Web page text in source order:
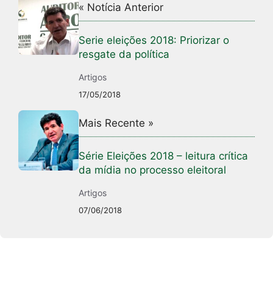
« Notícia Anterior
Serie eleições 2018: Priorizar o
resgate da política
Artigos
17/05/2018
Mais Recente »
Série Eleições 2018 – leitura crítica
da mídia no processo eleitoral
Artigos
07/06/2018